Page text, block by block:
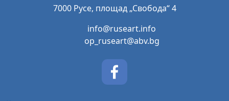
7000 Русе, площад „Свобода“ 4
info@ruseart.info
op_ruseart@abv.bg